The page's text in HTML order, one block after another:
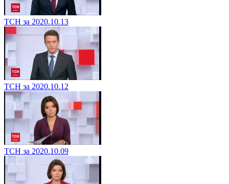
ТСН за 2020.10.13
ТСН за 2020.10.12
ТСН за 2020.10.09